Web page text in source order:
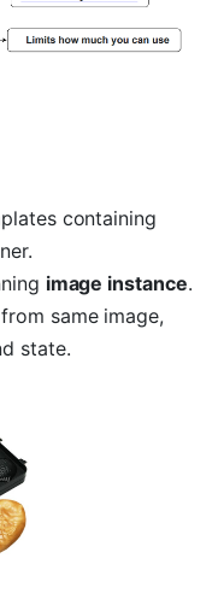
containing
image instance.
same image,
state.